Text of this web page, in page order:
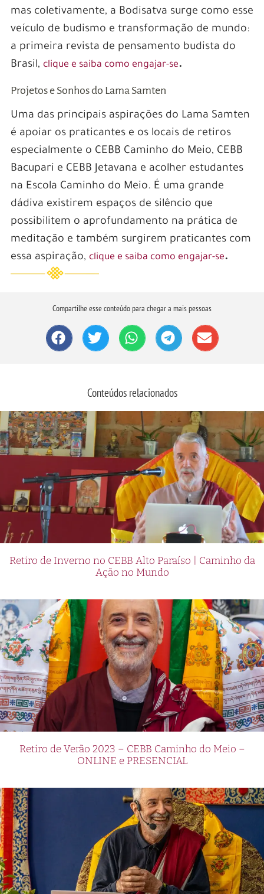
mas coletivamente, a Bodisatva surge como esse
veículo de budismo e transformação de mundo:
a primeira revista de pensamento budista do
Brasil, clique e saiba como engajar-se.
Projetos e Sonhos do Lama Samten
Uma das principais aspirações do Lama Samten
é apoiar os praticantes e os locais de retiros
especialmente o CEBB Caminho do Meio, CEBB
Bacupari e CEBB Jetavana e acolher estudantes
na Escola Caminho do Meio. É uma grande
dádiva existirem espaços de silêncio que
possibilitem o aprofundamento na prática de
meditação e também surgirem praticantes com
essa aspiração, clique e saiba como engajar-se.
Compartilhe esse conteúdo para chegar a mais pessoas
Conteúdos relacionados
Retiro de Inverno no CEBB Alto Paraíso | Caminho da
Ação no Mundo
Retiro de Verão 2023 – CEBB Caminho do Meio –
ONLINE e PRESENCIAL